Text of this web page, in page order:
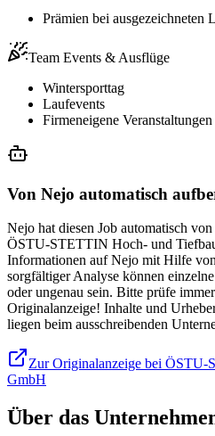
Prämien bei ausgezeichneten
Team Events & Ausflüge
Wintersporttag
Laufevents
Firmeneigene Veranstaltungen
Von Nejo automatisch
Nejo hat diesen Job automatisch
ÖSTU-STETTIN Hoch- und
Informationen auf Nejo mit Hilfe
sorgfältiger Analyse können
oder ungenau sein. Bitte prüfe
Originalanzeige! Inhalte und
liegen beim ausschreibenden
Zur Originalanzeige bei
GmbH
Über das